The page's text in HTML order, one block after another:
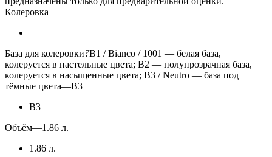
Колеровка
База для колеровки?B1 / Bianco / 1001 — белая база,
колеруется в пастельные цвета; B2 — полупрозрачная база,
колеруется в насыщенные цвета; B3 / Neutro — база под
тёмные цвета—B3
B3
Объём—1.86 л.
1.86 л.